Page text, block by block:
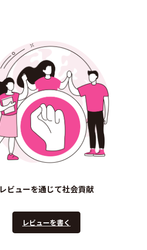
レビューを通じて社会貢献
レビューを書く